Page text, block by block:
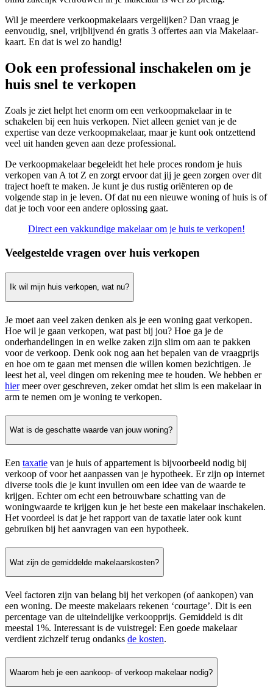
Wil je meerdere verkoopmakelaars vergelijken? Dan vraag je
eenvoudig, snel, vrijblijvend én gratis 3 offertes aan via Makelaar-
kaart. En dat is wel zo handig!
Ook een professional inschakelen om je
huis snel te verkopen
Zoals je ziet helpt het enorm om een verkoopmakelaar in te
schakelen bij een huis verkopen. Niet alleen geniet van je de
expertise van deze verkoopmakelaar, maar je kunt ook ontzettend
veel uit handen geven aan deze professional.
De verkoopmakelaar begeleidt het hele proces rondom je huis
verkopen van A tot Z en zorgt ervoor dat jij je geen zorgen over dit
traject hoeft te maken. Je kunt je dus rustig oriënteren op de
volgende stap in je leven. Of dat nu een nieuwe woning of huis is of
dat je toch voor een andere oplossing gaat.
Direct een vakkundige makelaar om je huis te verkopen!
Veelgestelde vragen over huis verkopen
Ik wil mijn huis verkopen, wat nu?
Je moet aan veel zaken denken als je een woning gaat verkopen.
Hoe wil je gaan verkopen, wat past bij jou? Hoe ga je de
onderhandelingen in en welke zaken zijn slim om aan te pakken
voor de verkoop. Denk ook nog aan het bepalen van de vraagprijs
en hoe om te gaan met mensen die willen komen bezichtigen. Je
leest het al, veel dingen om rekening mee te houden. We hebben er
hiermeer over geschreven, zeker omdat het slim is een makelaar in
arm te nemen om je woning te verkopen.
Wat is de geschatte waarde van jouw woning?
Een taxatie van je huis of appartement is bijvoorbeeld nodig bij
verkoop of voor het aanpassen van je hypotheek. Er zijn op internet
diverse tools die je kunt invullen om een idee van de waarde te
krijgen. Echter om echt een betrouwbare schatting van de
woningwaarde te krijgen kun je het beste een makelaar inschakelen.
Het voordeel is dat je het rapport van de taxatie later ook kunt
gebruiken bij het aanvragen van een hypotheek.
Wat zijn de gemiddelde makelaarskosten?
Veel factoren zijn van belang bij het verkopen (of aankopen) van
een woning. De meeste makelaars rekenen ‘courtage’. Dit is een
percentage van de uiteindelijke verkoopprijs. Gemiddeld is dit
meestal 1%. Interessant is de vuistregel: Een goede makelaar
verdient zichzelf terug ondanks de kosten.
Waarom heb je een aankoop- of verkoop makelaar nodig?